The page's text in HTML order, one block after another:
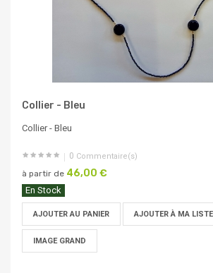
Collier - Bleu
Collier - Bleu
0 Commentaire(s)
à partir de 46,00 €
En Stock
AJOUTER AU PANIER AJOUTER À MA
IMAGE GRAND